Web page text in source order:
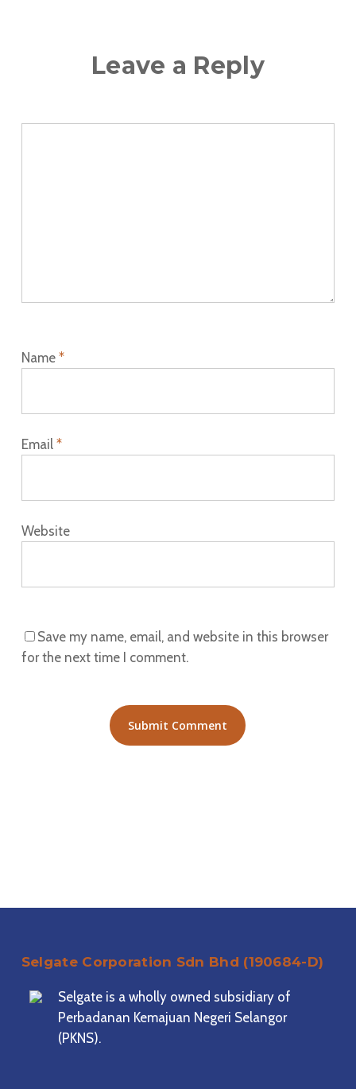
Leave a Reply
Name *
Email *
Website
Save my name, email, and website in this browser
for the next time I comment.
Selgate Corporation Sdn Bhd (190684-D)
Selgate is a wholly owned subsidiary of
Perbadanan Kemajuan Negeri Selangor
(PKNS).